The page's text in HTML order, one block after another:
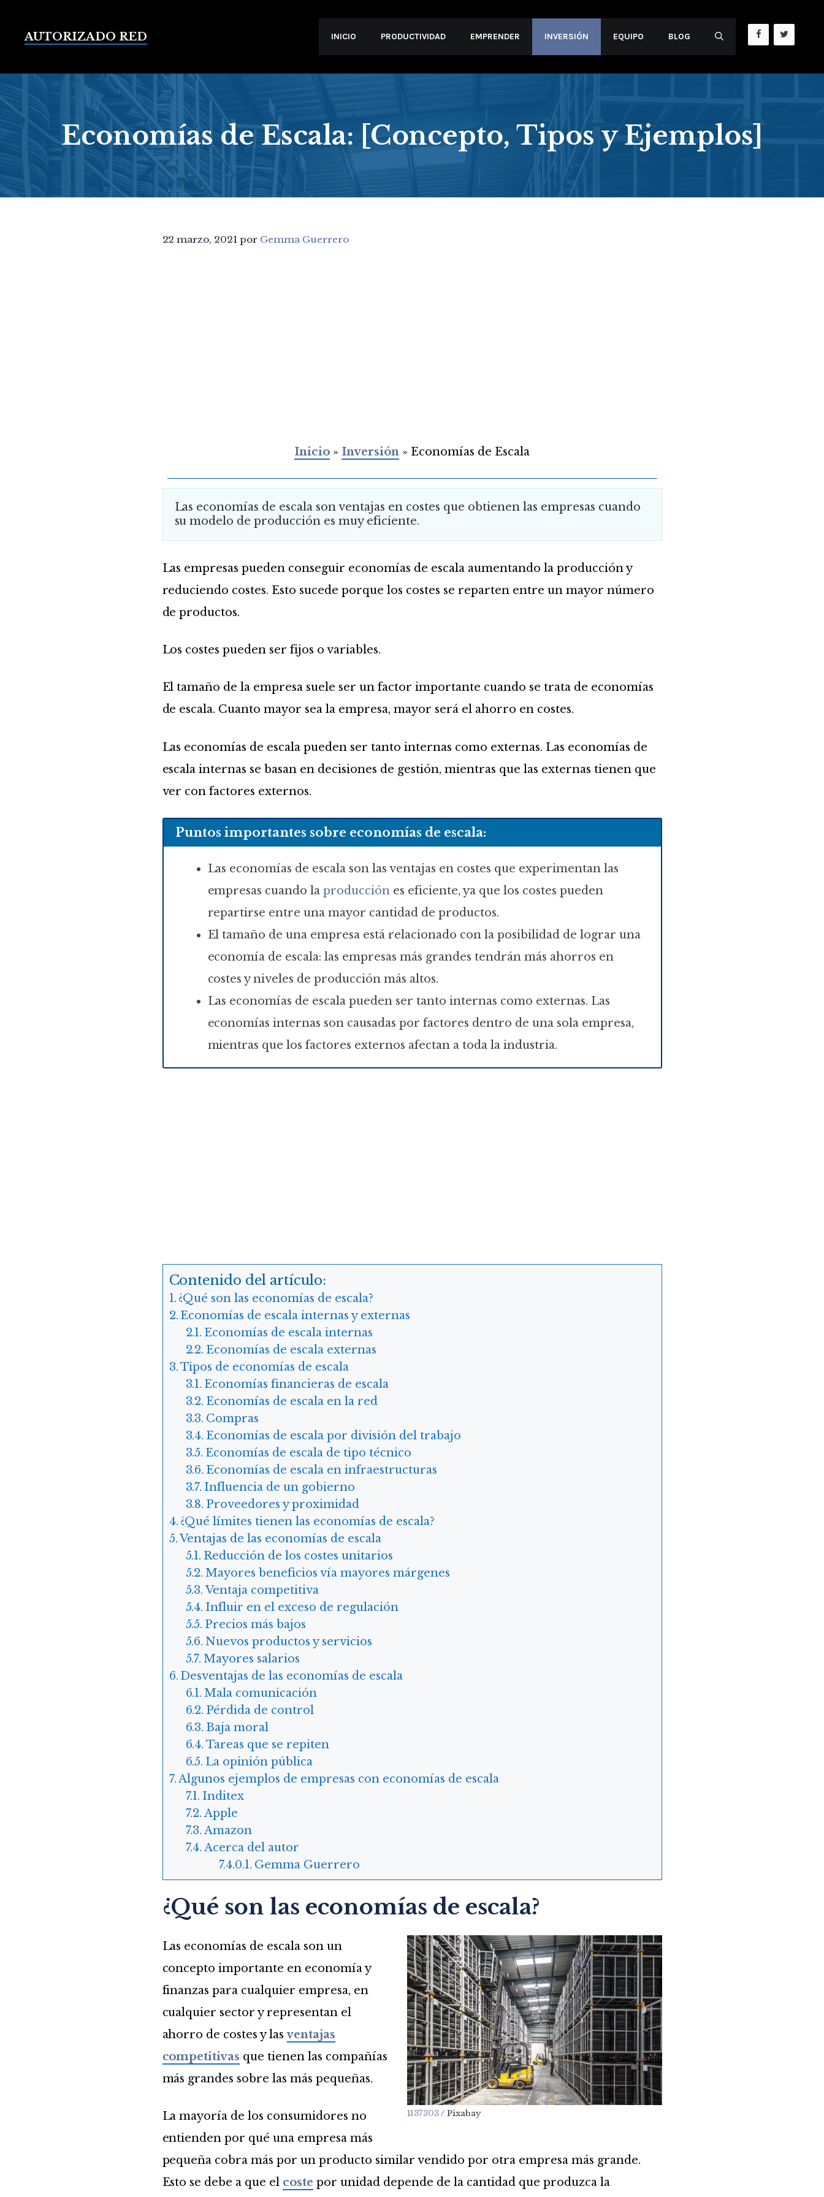
contenido
AUTORIZADO RED INICIO PRODUCTIVIDAD EMPRENDER INVERSIÓN EQUIPO BLOG
Economías de Escala: [Concepto, Tipos y Ejemplos]
22 marzo, 2021 por Gemma Guerrero
Inicio » Inversión » Economías de Escala
Las economías de escala son ventajas en costes que obtienen las empresas cuando
su modelo de producción es muy eficiente.
Las empresas pueden conseguir economías de escala aumentando la producción y
reduciendo costes. Esto sucede porque los costes se reparten entre un mayor número
de productos.
Los costes pueden ser fijos o variables.
El tamaño de la empresa suele ser un factor importante cuando se trata de economías
de escala. Cuanto mayor sea la empresa, mayor será el ahorro en costes.
Las economías de escala pueden ser tanto internas como externas. Las economías de
escala internas se basan en decisiones de gestión, mientras que las externas tienen que
ver con factores externos.
Puntos importantes sobre economías de escala:
Las economías de escala son las ventajas en costes que experimentan las
empresas cuando laproducción es eficiente, ya que los costes pueden
repartirse entre una mayor cantidad de productos.
El tamaño de una empresa está relacionado con la posibilidad de lograr una
economía de escala: las empresas más grandes tendrán más ahorros en
costes y niveles de producción más altos.
Las economías de escala pueden ser tanto internas como externas. Las
economías internas son causadas por factores dentro de una sola empresa,
mientras que los factores externos afectan a toda la industria.
Contenido del artículo:
¿Qué son las economías de escala?
Economías de escala internas y externas
Economías de escala internas
Economías de escala externas
Tipos de economías de escala
Economías financieras de escala
Economías de escala en la red
Compras
Economías de escala por división del trabajo
Economías de escala de tipo técnico
Economías de escala en infraestructuras
Influencia de un gobierno
Proveedores y proximidad
¿Qué límites tienen las economías de escala?
Ventajas de las economías de escala
Reducción de los costes unitarios
Mayores beneficios vía mayores márgenes
Ventaja competitiva
Influir en el exceso de regulación
Precios más bajos
Nuevos productos y servicios
Mayores salarios
Desventajas de las economías de escala
Mala comunicación
Pérdida de control
Baja moral
Tareas que se repiten
La opinión pública
Algunos ejemplos de empresas con economías de escala
Inditex
Apple
Amazon
Acerca del autor
Gemma Guerrero
¿Qué son las economías de escala?
1137303/ Pixabay
Las economías de escala son un
concepto importante en economía y
finanzas para cualquier empresa, en
cualquier sector y representan el
ahorro de costes y lasventajas
competitivas que tienen las compañías
más grandes sobre las más pequeñas.
La mayoría de los consumidores no
entienden por qué una empresa más
pequeña cobra más por un producto similar vendido por otra empresa más grande.
Esto se debe a que el coste por unidad depende de la cantidad que produzca la